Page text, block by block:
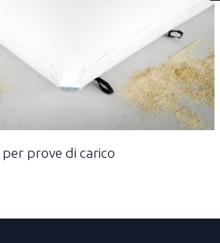
prove di carico